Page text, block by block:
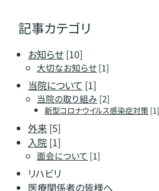
記事カテゴリ
お知らせ [10]
大切なお知らせ[1]
当院について [1]
当院の取り組み [2]
新型コロナウイルス感染症対策[1]
外来[5]
入院[1]
面会について [1]
リハビリ
医療関係者の皆様へ